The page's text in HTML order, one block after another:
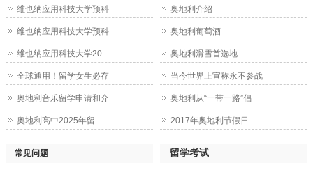
维也纳应用科技大学预科
维也纳应用科技大学预科
维也纳应用科技大学20
全球通用！留学女生必存
奥地利音乐留学申请和介
奥地利高中2025年留
奥地利介绍
奥地利葡萄酒
奥地利滑雪首选地
当今世界上宣称永不参战
奥地利从“一带一路”倡
2017年奥地利节假日
常见问题 留学考试